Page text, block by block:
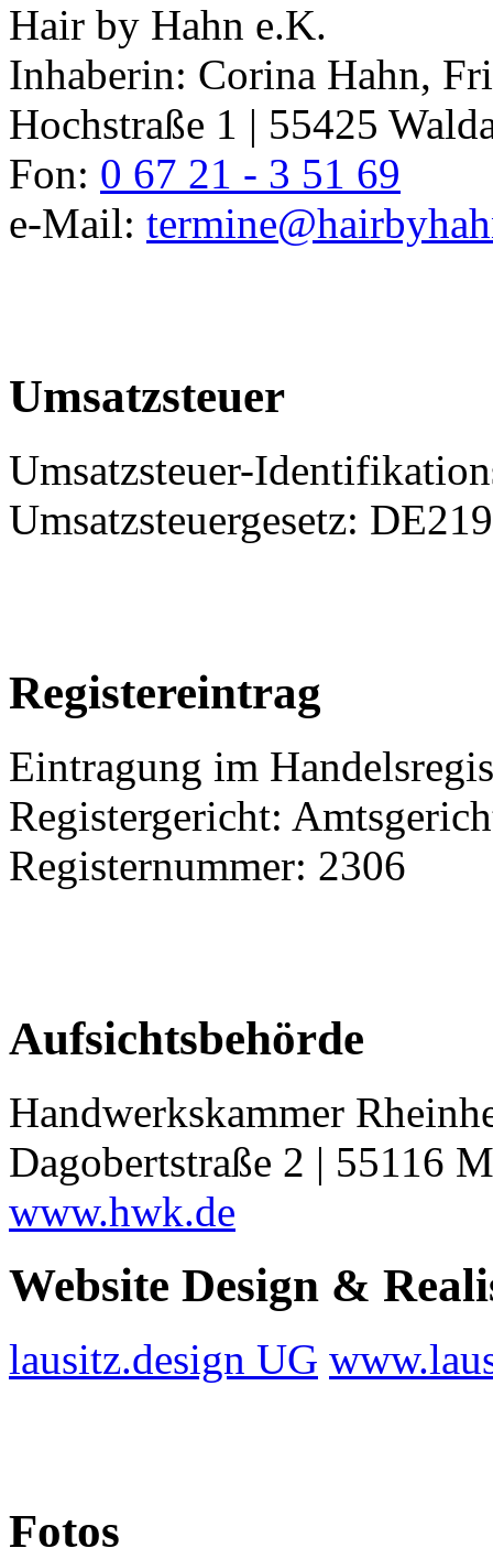
Hair by Hahn e.K.
Inhaberin: Corina Hahn,
Hochstraße 1 | 55425
Fon: 0 67 21 - 3 51 69
e-Mail:
Umsatzsteuer
Umsatzsteuer-
Umsatzsteuergesetz:
Registereintrag
Eintragung im
Registergericht:
Registernummer: 2306
Aufsichtsbehörde
Handwerkskammer
Dagobertstraße 2 | 55116
www.hwk.de
Website Design &
lausitz.design UG
Fotos